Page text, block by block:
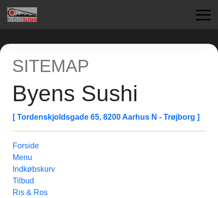
SITEMAP
Byens Sushi
[ Tordenskjoldsgade 65, 8200 Aarhus N - Trøjborg ]
Forside
Menu
Indkøbskurv
Tilbud
Ris & Ros